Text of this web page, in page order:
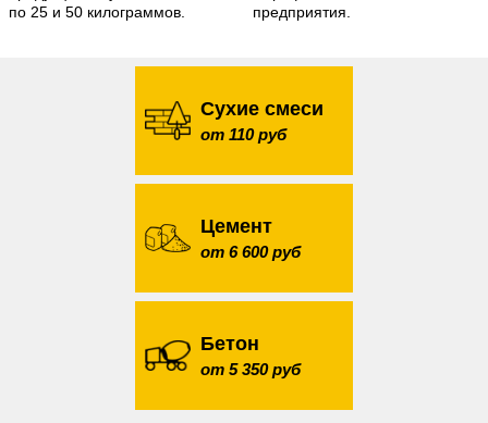
по 25 и 50 килограммов.
предприятия.
Сухие смеси
от 110 руб
Цемент
от 6 600 руб
Бетон
от 5 350 руб